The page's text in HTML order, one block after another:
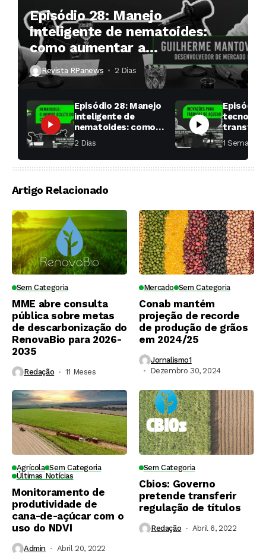
Episódio 28: Manejo
inteligente de nematoides:
como aumentar a
produtividade das soqueiras?
Revista RPanews 2 Dias ⁮
Episódio 28: Manejo
inteligente de
nematoides: como
aumentar a
produtividade das
soqueiras?
2 Dias ⁮
Episódio
fábricas
1 Semana ⁮
Artigo Relacionado
Sem Categoria
MME abre consulta
pública sobre metas
de descarbonização do
RenovaBio para 2026-
2035
Redação 11 Meses ⁮
Mercado Sem Categoria
Conab mantém
projeção de recorde
de produção de grãos
em 2024/25
Jornalismo1
Dezembro 30, 2024
Agrícola Sem Categoria
Últimas Notícias
Monitoramento de
produtividade de
cana-de-açúcar com o
uso do NDVI
Admin Abril 20, 2022
Sem Categoria
Cbios: Governo
pretende transferir
regulação de títulos
Redação Abril 6, 2022